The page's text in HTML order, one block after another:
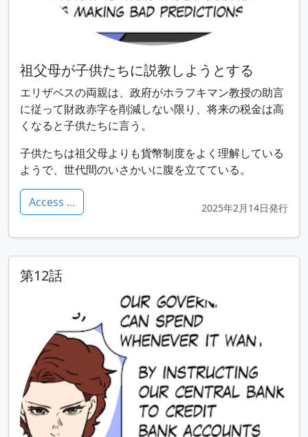
祖父母が子供たちに説教しようとする
エリザベスの両親は、政府がホラフキマン教授の助言
に従って財政赤字を削減しない限り、将来の税金は高
くなると子供たちに言う。
子供たちは祖父母よりも貨幣制度をよく理解している
ようで、世代間のいさかいに腹を立てている。
Access ... 2025年2月14日発行
第12話